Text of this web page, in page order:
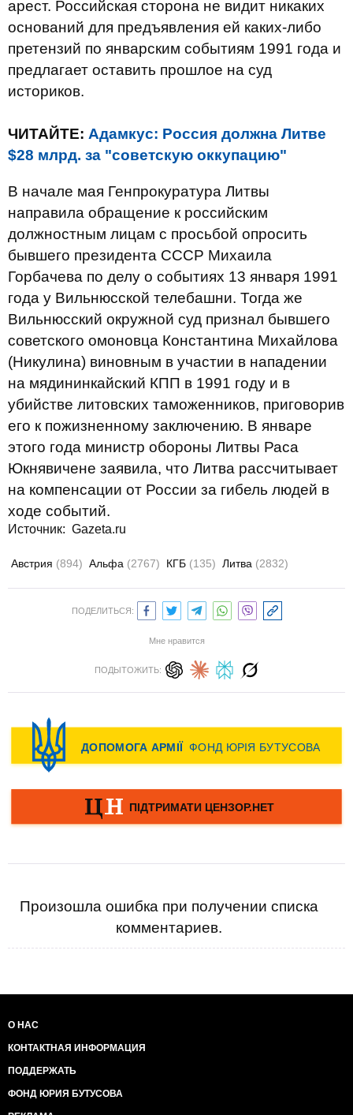
арест. Российская сторона не видит никаких
оснований для предъявления ей каких-либо
претензий по январским событиям 1991 года и
предлагает оставить прошлое на суд
историков.
ЧИТАЙТЕ: Адамкус: Россия должна Литве
$28 млрд. за "советскую оккупацию"
В начале мая Генпрокуратура Литвы
направила обращение к российским
должностным лицам с просьбой опросить
бывшего президента СССР Михаила
Горбачева по делу о событиях 13 января 1991
года у Вильнюсской телебашни. Тогда же
Вильнюсский окружной суд признал бывшего
советского омоновца Константина Михайлова
(Никулина) виновным в участии в нападении
на мядининкайский КПП в 1991 году и в
убийстве литовских таможенников, приговорив
его к пожизненному заключению. В январе
этого года министр обороны Литвы Раса
Юкнявичене заявила, что Литва рассчитывает
на компенсации от России за гибель людей в
ходе событий.
Источник: Gazeta.ru
Австрия (894) Альфа (2767) КГБ (135) Литва (2832)
ПОДЕЛИТЬСЯ:
Мне нравится
ПОДЫТОЖИТЬ:
Произошла ошибка при получении списка
комментариев.
О НАС
КОНТАКТНАЯ ИНФОРМАЦИЯ
ПОДДЕРЖАТЬ
ФОНД ЮРИЯ БУТУСОВА